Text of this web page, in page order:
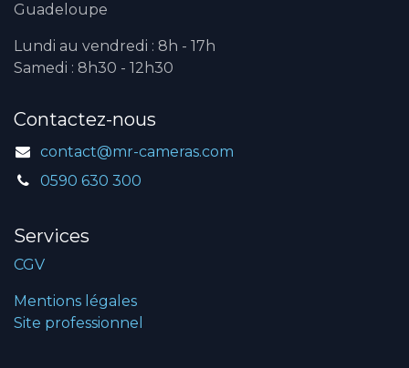
Guadeloupe
Lundi au vendredi : 8h - 17h
Samedi : 8h30 - 12h30
Contactez-nous
contact@mr-cameras.com
0590 630 300
Services
CGV
Mentions légales
Site professionnel